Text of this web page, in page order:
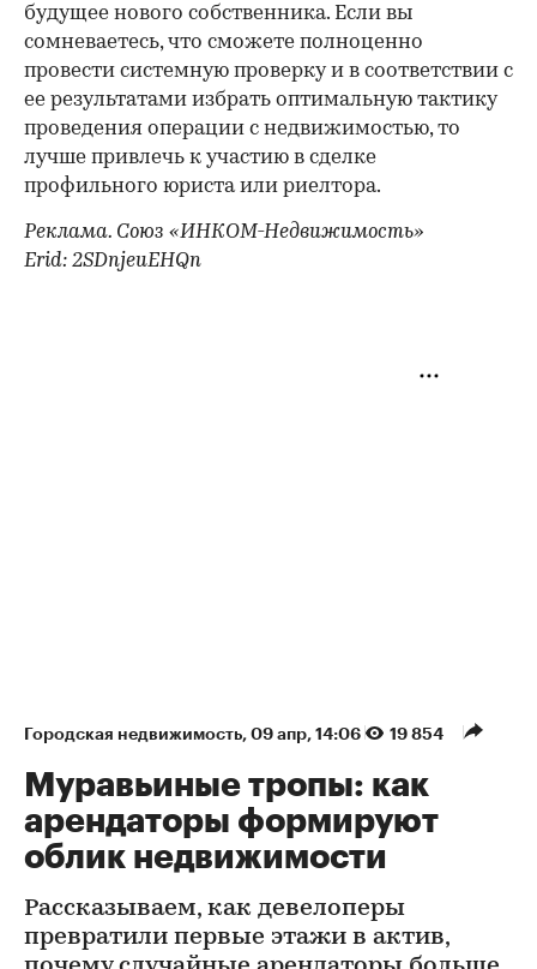
будущее нового собственника. Если вы
сомневаетесь, что сможете полноценно
провести системную проверку и в соответствии с
ее результатами избрать оптимальную тактику
проведения операции с недвижимостью, то
лучше привлечь к участию в сделке
профильного юриста или риелтора.
Реклама. Союз «ИНКОМ-Недвижимость»
Erid: 2SDnjeuEHQn
Городская недвижимость 09 апр, 14:06 19 854
Муравьиные тропы: как
арендаторы формируют
облик недвижимости
Рассказываем, как девелоперы
превратили первые этажи в актив,